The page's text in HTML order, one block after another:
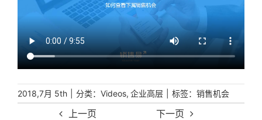
上一页 下一页
2018,7月 5th | 分类： Videos, 企业高层 | 标签： 销售机会